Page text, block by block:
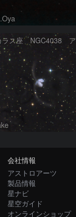
会社情報
アストロアーツ
製品情報
星ナビ
星空ガイド
オンラインショップ